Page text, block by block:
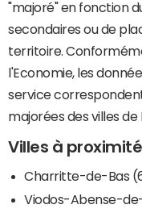
"majoré" en fonction
secondaires ou de
territoire.
l'Economie, les
service
majorées des villes de
Villes à
Charritte-de-Bas
Viodos-Abense-